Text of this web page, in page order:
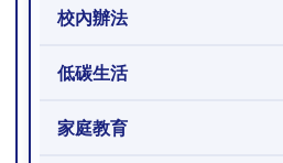
校內辦法
低碳生活
家庭教育